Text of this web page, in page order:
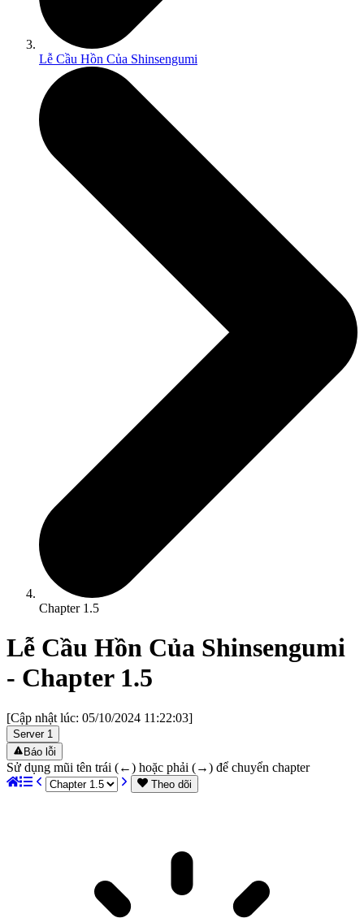
Lễ Cầu Hồn Của Shinsengumi
Chapter 1.5
Lễ Cầu Hồn Của Shinsengumi
- Chapter 1.5
[Cập nhật lúc: 05/10/2024 11:22:03]
Server 1
Báo lỗi
Sử dụng mũi tên trái (←) hoặc phải (→) để chuyển chapter
Theo dõi